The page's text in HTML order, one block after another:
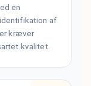
en
af
kræver
kvalitet.